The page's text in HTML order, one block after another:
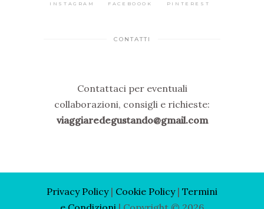
INSTAGRAM FACEBOOOK PINTEREST
CONTATTI
Contattaci per eventuali
collaborazioni, consigli e richieste:
viaggiaredegustando@gmail.com
Privacy Policy| Cookie Policy| Termini